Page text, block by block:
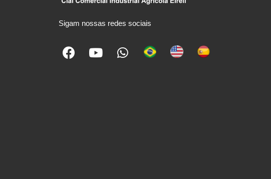
Sigam nossas redes sociais